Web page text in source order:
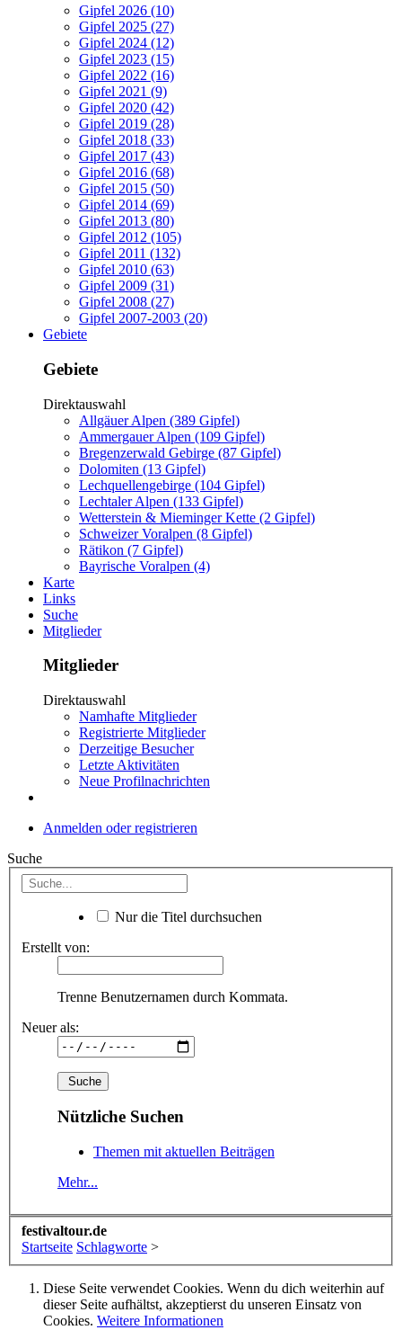
Gipfel 2026 (10)
Gipfel 2025 (27)
Gipfel 2024 (12)
Gipfel 2023 (15)
Gipfel 2022 (16)
Gipfel 2021 (9)
Gipfel 2020 (42)
Gipfel 2019 (28)
Gipfel 2018 (33)
Gipfel 2017 (43)
Gipfel 2016 (68)
Gipfel 2015 (50)
Gipfel 2014 (69)
Gipfel 2013 (80)
Gipfel 2012 (105)
Gipfel 2011 (132)
Gipfel 2010 (63)
Gipfel 2009 (31)
Gipfel 2008 (27)
Gipfel 2007-2003 (20)
Gebiete
Gebiete
Direktauswahl
Allgäuer Alpen (389 Gipfel)
Ammergauer Alpen (109 Gipfel)
Bregenzerwald Gebirge (87 Gipfel)
Dolomiten (13 Gipfel)
Lechquellengebirge (104 Gipfel)
Lechtaler Alpen (133 Gipfel)
Wetterstein & Mieminger Kette (2 Gipfel)
Schweizer Voralpen (8 Gipfel)
Rätikon (7 Gipfel)
Bayrische Voralpen (4)
Karte
Links
Suche
Mitglieder
Mitglieder
Direktauswahl
Namhafte Mitglieder
Registrierte Mitglieder
Derzeitige Besucher
Letzte Aktivitäten
Neue Profilnachrichten
Anmelden oder registrieren
Suche
Nur die Titel durchsuchen
Erstellt von:
Trenne Benutzernamen durch Kommata.
Neuer als:
Nützliche Suchen
Themen mit aktuellen Beiträgen
Mehr...
festivaltour.de
Startseite Schlagworte >
Diese Seite verwendet Cookies. Wenn du dich weiterhin auf
dieser Seite aufhältst, akzeptierst du unseren Einsatz von
Cookies. Weitere Informationen